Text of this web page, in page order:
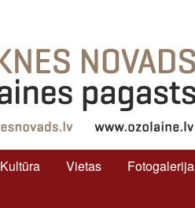
Kultūra Vietas Fotogalerija